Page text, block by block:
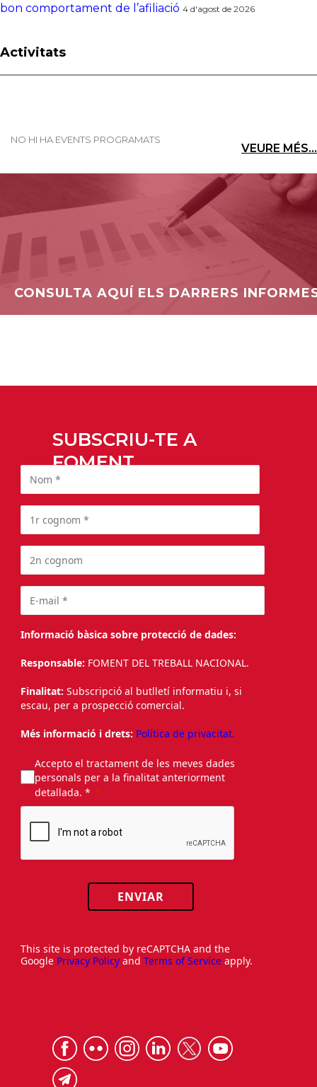
bon comportament de l’afiliació 4 d'agost de 2026
Activitats
NO HI HA EVENTS PROGRAMATS
VEURE MÉS...
CONSULTA AQUÍ ELS DARRERS
SUBSCRIU-TE A
FOMENT
Informació bàsica sobre protecció de dades:
Responsable: FOMENT DEL TREBALL NACIONAL.
Finalitat: Subscripció al butlletí informatiu i, si
escau, per a prospecció comercial.
Més informació i drets: Política de privacitat.
Accepto el tractament de les meves dades
personals per a la finalitat anteriorment
detallada. *
ENVIAR
This site is protected by reCAPTCHA and the
Google Privacy Policy and Terms of Service apply.